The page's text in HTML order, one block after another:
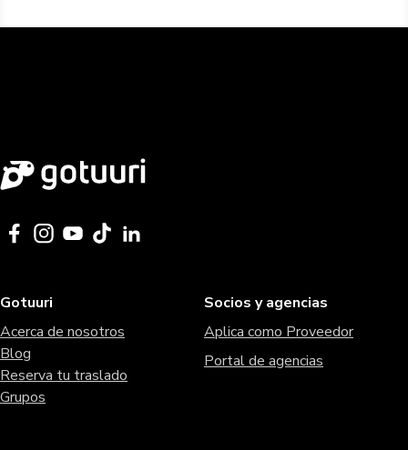
Gotuuri
Acerca de nosotros
Blog
Reserva tu traslado
Grupos
Socios y agencias
Aplica como Proveedor
Portal de agencias